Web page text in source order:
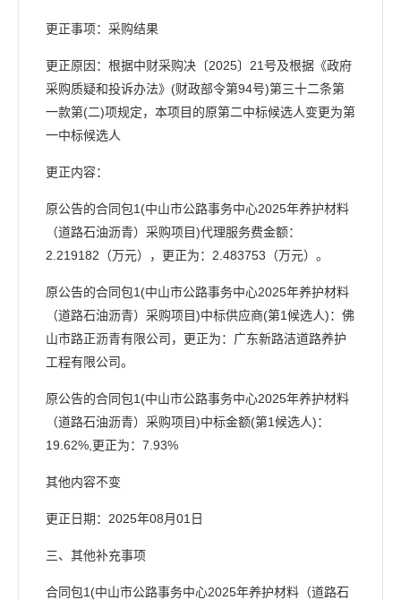
更正事项：采购结果
更正原因：根据中财采购决〔2025〕21号及根据《政府
采购质疑和投诉办法》(财政部令第94号)第三十二条第
一款第(二)项规定，本项目的原第二中标候选人变更为第
一中标候选人
更正内容：
原公告的合同包1(中山市公路事务中心2025年养护材料
（道路石油沥青）采购项目)代理服务费金额：
2.219182（万元），更正为：2.483753（万元）。
原公告的合同包1(中山市公路事务中心2025年养护材料
（道路石油沥青）采购项目)中标供应商(第1候选人)：佛
山市路正沥青有限公司，更正为：广东新路洁道路养护
工程有限公司。
原公告的合同包1(中山市公路事务中心2025年养护材料
（道路石油沥青）采购项目)中标金额(第1候选人)：
19.62%,更正为：7.93%
其他内容不变
更正日期：2025年08月01日
三、其他补充事项
合同包1(中山市公路事务中心2025年养护材料（道路石